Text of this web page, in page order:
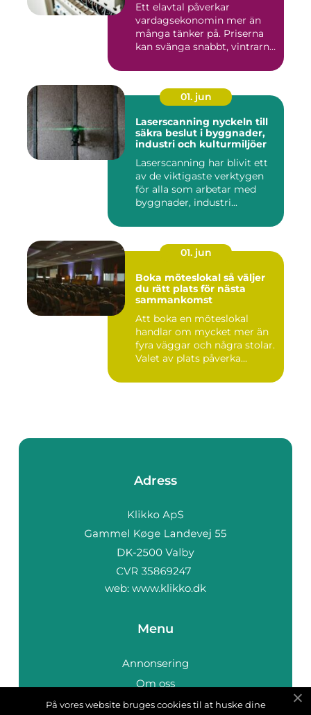
Ett elavtal påverkar
vardagsekonomin mer än
många tänker på. Priserna
kan svänga snabbt, vintrarna
01. jun
Laserscanning nyckeln till
säkra beslut i byggnader,
industri och kulturmiljöer
Laserscanning har blivit ett
av de viktigaste verktygen
för alla som arbetar med
byggnader, industri...
01. jun
Boka möteslokal så väljer
du rätt plats för nästa
sammankomst
Att boka en möteslokal
handlar om mycket mer än
fyra väggar och några stolar.
Valet av plats påverka...
Adress
web: www.klikko.dk
Menu
Annonsering
Om oss
Cookies
På vores website bruges cookies til at huske dine